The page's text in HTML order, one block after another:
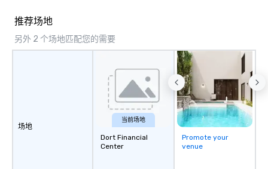
推荐场地
另外 2 个场地匹配您的需要
场地
当前场地
Dort Financial
Center
Promote your
venue